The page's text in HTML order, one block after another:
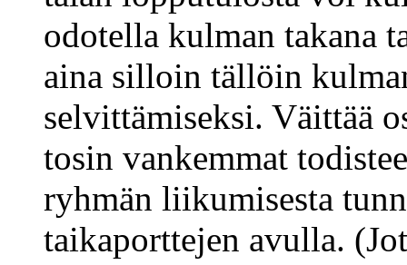
odotella kulman takana
aina silloin tällöin
selvittämiseksi. Väittää
tosin vankemmat
ryhmän liikumisesta
taikaporttejen avulla.